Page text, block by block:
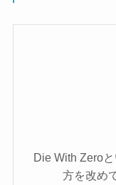
Die With Zero
方を改め